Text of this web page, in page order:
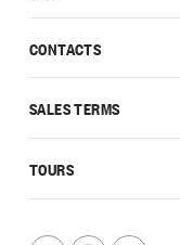
CONTACTS
SALES TERMS
TOURS